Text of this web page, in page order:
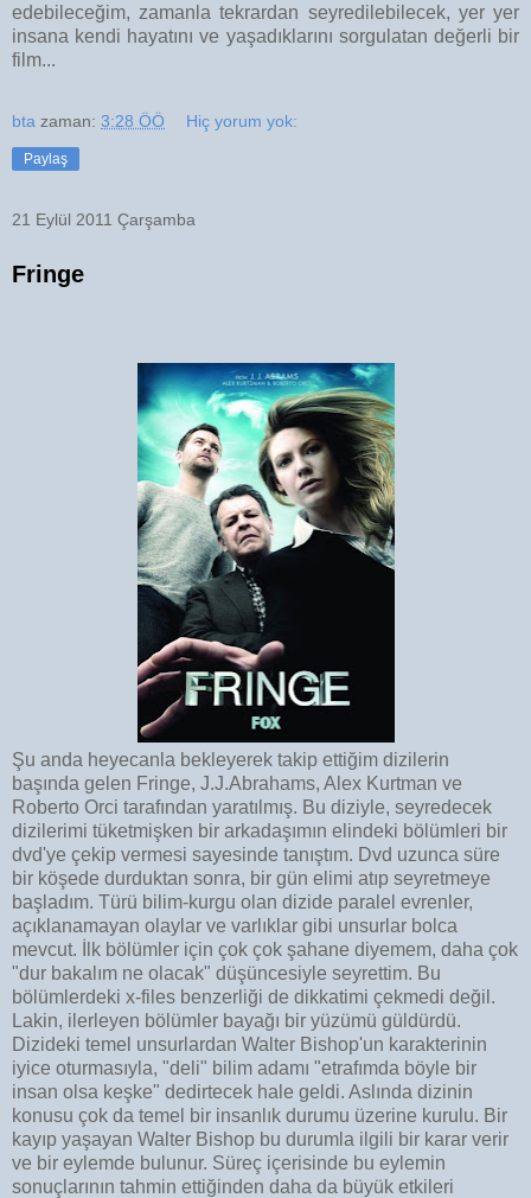
edebileceğim, zamanla tekrardan seyredilebilecek, yer yer
insana kendi hayatını ve yaşadıklarını sorgulatan değerli bir
film...
bta zaman: 3:28 ÖÖ Hiç yorum yok:
Paylaş
21 Eylül 2011 Çarşamba
Fringe
Şu anda heyecanla bekleyerek takip ettiğim dizilerin
başında gelen Fringe, J.J.Abrahams, Alex Kurtman ve
Roberto Orci tarafından yaratılmış. Bu diziyle, seyredecek
dizilerimi tüketmişken bir arkadaşımın elindeki bölümleri bir
dvd'ye çekip vermesi sayesinde tanıştım. Dvd uzunca süre
bir köşede durduktan sonra, bir gün elimi atıp seyretmeye
başladım. Türü bilim-kurgu olan dizide paralel evrenler,
açıklanamayan olaylar ve varlıklar gibi unsurlar bolca
mevcut. İlk bölümler için çok çok şahane diyemem, daha çok
"dur bakalım ne olacak" düşüncesiyle seyrettim. Bu
bölümlerdeki x-files benzerliği de dikkatimi çekmedi değil.
Lakin, ilerleyen bölümler bayağı bir yüzümü güldürdü.
Dizideki temel unsurlardan Walter Bishop'un karakterinin
iyice oturmasıyla, "deli" bilim adamı "etrafımda böyle bir
insan olsa keşke" dedirtecek hale geldi. Aslında dizinin
konusu çok da temel bir insanlık durumu üzerine kurulu. Bir
kayıp yaşayan Walter Bishop bu durumla ilgili bir karar verir
ve bir eylemde bulunur. Süreç içerisinde bu eylemin
sonuçlarının tahmin ettiğinden daha da büyük etkileri